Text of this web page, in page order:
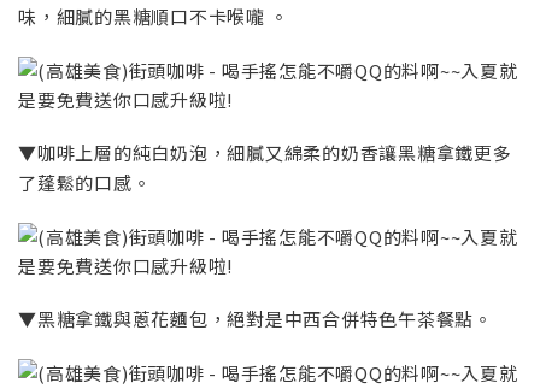
味，細膩的黑糖順口不卡喉嚨 。
▼咖啡上層的純白奶泡，細膩又綿柔的奶香讓黑糖拿鐵更多
了蓬鬆的口感。
▼黑糖拿鐵與蔥花麵包，絕對是中西合併特色午茶餐點。